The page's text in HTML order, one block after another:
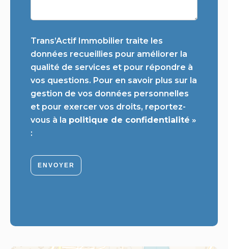
Trans’Actif Immobilier traite les
données recueillies pour améliorer la
qualité de services et pour répondre à
vos questions. Pour en savoir plus sur la
gestion de vos données personnelles
et pour exercer vos droits, reportez-
vous à la politique de confidentialité »
:
ENVOYER